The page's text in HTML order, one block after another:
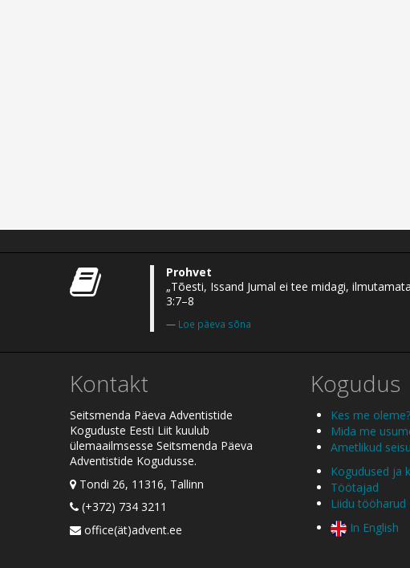
Prohvet
„Tõesti, Issand Jumal ei tee midagi,
3:7–8
Loe päeva sõna
Kontakt
Seitsmenda Päeva Adventistide
Koguduste Eesti Liit kuulub
ülemaailmsesse Seitsmenda Päeva
Adventistide Kogudusse.
Tondi 26, 11316, Tallinn
(+372) 734 3211
office(ät)advent.ee
Kogudus
Kes me oleme?
Mida me
Ametlikud
Kogudused ja
Töötajad
Liidu tööharud
In English